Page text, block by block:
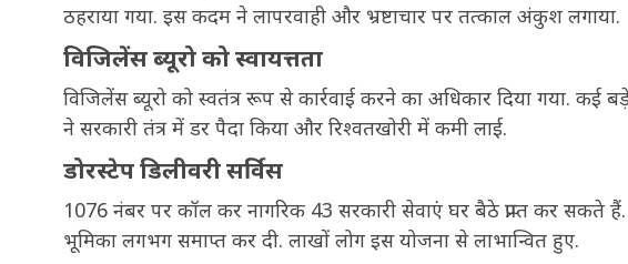
ठहराया गया. इस कदम ने लापरवाही और भ्रष्टाचार पर तत्काल अंकुश लगाया.
विजिलेंस ब्यूरो को स्वायत्तता
विजिलेंस ब्यूरो को स्वतंत्र रूप से कार्रवाई करने का अधिकार दिया गया. कई
ने सरकारी तंत्र में डर पैदा किया और रिश्वतखोरी में कमी लाई.
डोरस्टेप डिलीवरी सर्विस
1076 नंबर पर कॉल कर नागरिक 43 सरकारी सेवाएं घर बैठे प्राप्त कर सकते
भूमिका लगभग समाप्त कर दी. लाखों लोग इस योजना से लाभान्वित हुए.